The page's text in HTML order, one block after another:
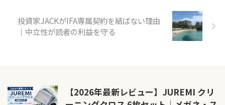
投資家JACKがIFA専属契約を結ばない理由
｜中立性が読者の利益を守る
【2026年最新レビュー】JUREMI クリ